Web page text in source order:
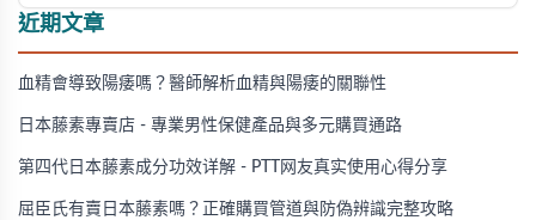
近期文章
血精會導致陽痿嗎？醫師解析血精與陽痿的關聯性
日本藤素專賣店 - 專業男性保健產品與多元購買通路
第四代日本藤素成分功效详解 - PTT网友真实使用心得分享
屈臣氏有賣日本藤素嗎？正確購買管道與防偽辨識完整攻略